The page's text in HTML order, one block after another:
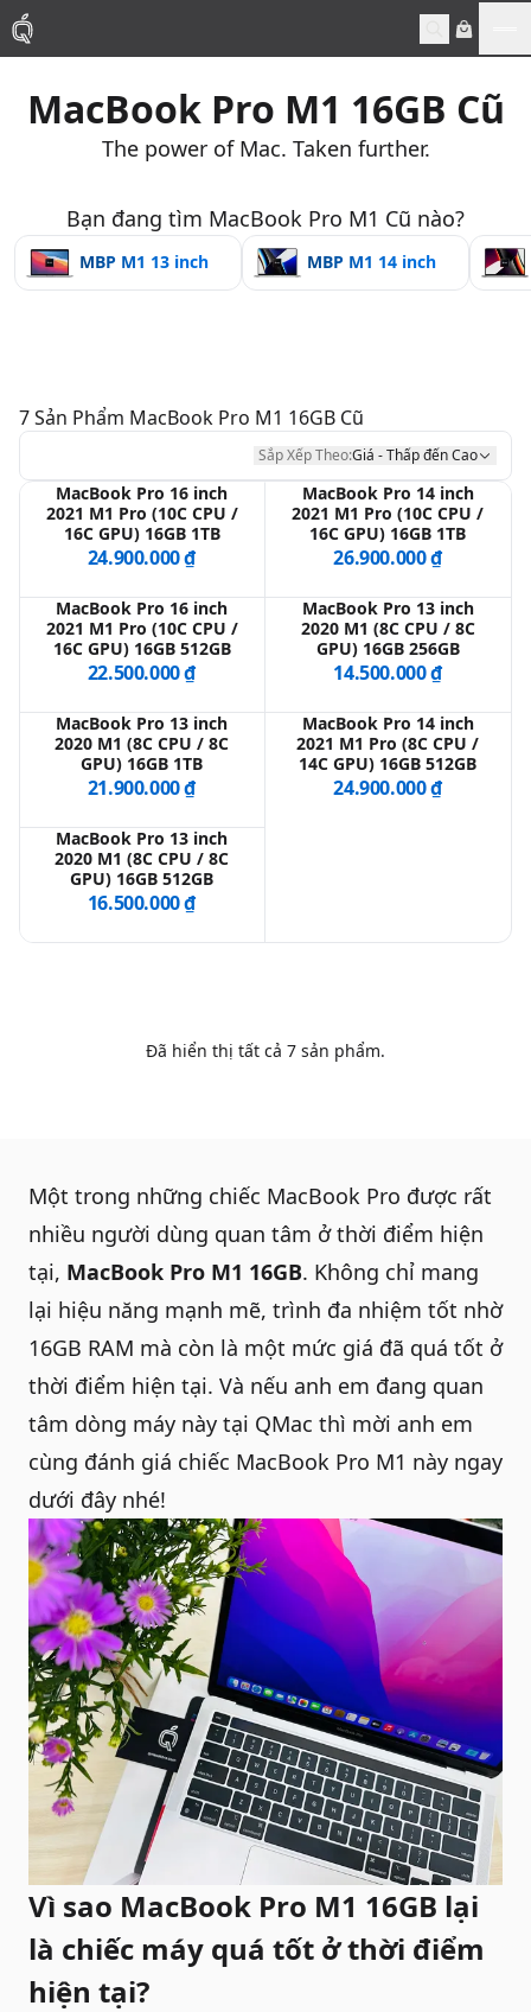
Mac
MacBook Air
Thay Linh Kiện
QBlog
MacBook Pro M1 16GB Cũ
The power of Mac. Taken further.
Bạn đang tìm MacBook Pro M1 Cũ nào?
MBP M1 13 inch MBP M1 14 inch
7Sản Phẩm MacBook Pro M1 16GB Cũ
Sắp Xếp Theo:Giá - Thấp đến Cao
MacBook Pro 16 inch
2021 M1 Pro (10C CPU /
16C GPU) 16GB 1TB
24.900.000 ₫
MacBook Pro 14 inch
2021 M1 Pro (10C CPU /
16C GPU) 16GB 1TB
26.900.000 ₫
MacBook Pro 16 inch
2021 M1 Pro (10C CPU /
16C GPU) 16GB 512GB
22.500.000 ₫
MacBook Pro 13 inch
2020 M1 (8C CPU / 8C
GPU) 16GB 256GB
14.500.000 ₫
MacBook Pro 13 inch
2020 M1 (8C CPU / 8C
GPU) 16GB 1TB
21.900.000 ₫
MacBook Pro 14 inch
2021 M1 Pro (8C CPU /
14C GPU) 16GB 512GB
24.900.000 ₫
MacBook Pro 13 inch
2020 M1 (8C CPU / 8C
GPU) 16GB 512GB
16.500.000 ₫
Đã hiển thị tất cả 7 sản phẩm.
Một trong những chiếc MacBook Pro được rất
nhiều người dùng quan tâm ở thời điểm hiện
tại, MacBook Pro M1 16GB. Không chỉ mang
lại hiệu năng mạnh mẽ, trình đa nhiệm tốt nhờ
16GB RAM mà còn là một mức giá đã quá tốt ở
thời điểm hiện tại. Và nếu anh em đang quan
tâm dòng máy này tại QMac thì mời anh em
cùng đánh giá chiếc MacBook Pro M1 này ngay
dưới đây nhé!
Vì sao MacBook Pro M1 16GB lại
là chiếc máy quá tốt ở thời điểm
hiện tại?